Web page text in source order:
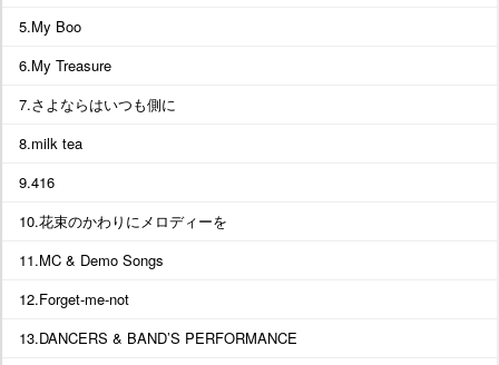
5.My Boo
6.My Treasure
7.さよならはいつも側に
8.milk tea
9.416
10.花束のかわりにメロディーを
11.MC & Demo Songs
12.Forget-me-not
13.DANCERS & BAND’S PERFORMANCE